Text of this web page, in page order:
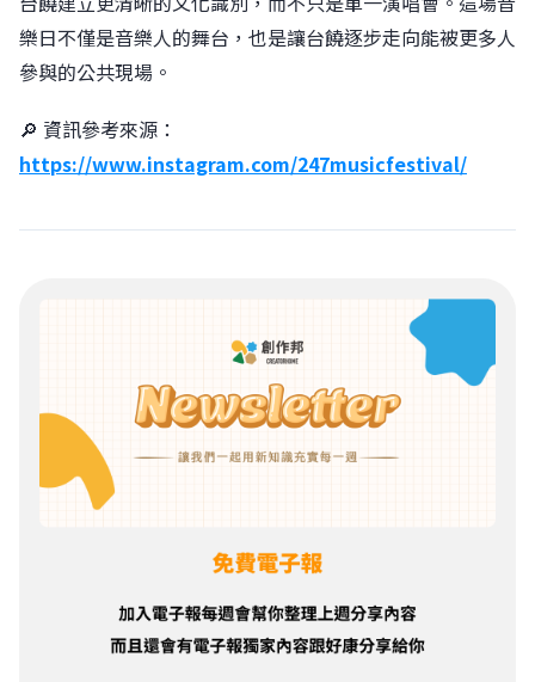
樂日不僅是音樂人的舞台，也是讓台饒逐步走向能被更多人
參與的公共現場。
🔎 資訊參考來源：
https://www.instagram.com/247musicfestival/